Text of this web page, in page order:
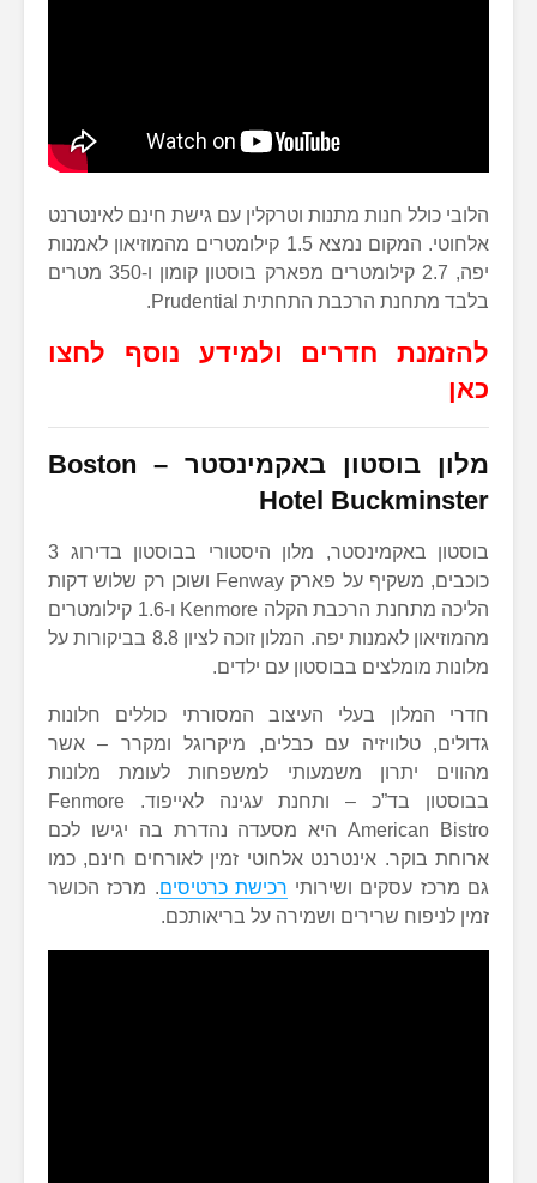
הלובי כולל חנות מתנות וטרקלין עם גישת חינם לאינטרנט
אלחוטי. המקום נמצא 1.5 קילומטרים מהמוזיאון לאמנות
יפה, 2.7 קילומטרים מפארק בוסטון קומון ו-350 מטרים
בלבד מתחנת הרכבת התחתית Prudential.
להזמנת חדרים ולמידע נוסף לחצו
כאן
מלון בוסטון באקמינסטר – Boston
Hotel Buckminster
בוסטון באקמינסטר, מלון היסטורי בבוסטון בדירוג 3
כוכבים, משקיף על פארק Fenway ושוכן רק שלוש דקות
הליכה מתחנת הרכבת הקלה Kenmore ו-1.6 קילומטרים
מהמוזיאון לאמנות יפה. המלון זוכה לציון 8.8 בביקורות על
מלונות מומלצים בבוסטון עם ילדים.
חדרי המלון בעלי העיצוב המסורתי כוללים חלונות
גדולים, טלוויזיה עם כבלים, מיקרוגל ומקרר – אשר
מהווים יתרון משמעותי למשפחות לעומת מלונות
בבוסטון בד”כ – ותחנת עגינה לאייפוד. Fenmore
American Bistro היא מסעדה נהדרת בה יגישו לכם
ארוחת בוקר. אינטרנט אלחוטי זמין לאורחים חינם, כמו
גם מרכז עסקים ושירותי רכישת כרטיסים. מרכז הכושר
זמין לניפוח שרירים ושמירה על בריאותכם.